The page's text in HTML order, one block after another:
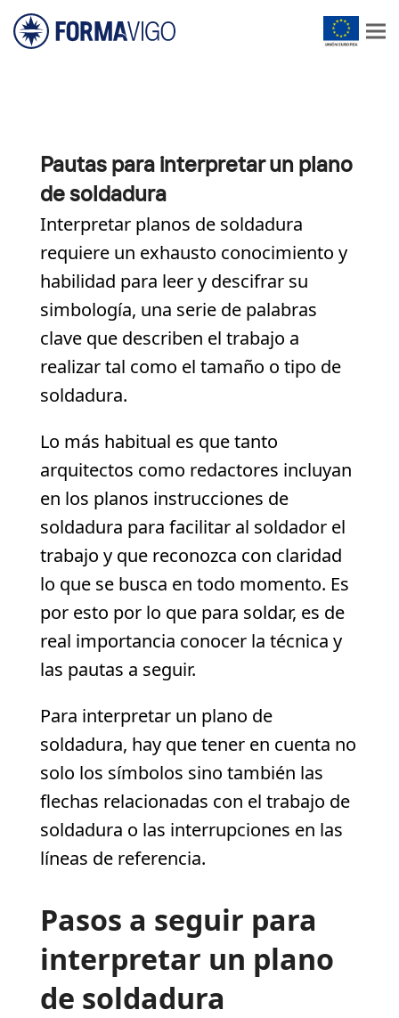
Pautas para interpretar un plano
de soldadura
Interpretar planos de soldadura
requiere un exhausto conocimiento y
habilidad para leer y descifrar su
simbología, una serie de palabras
clave que describen el trabajo a
realizar tal como el tamaño o tipo de
soldadura.
Lo más habitual es que tanto
arquitectos como redactores incluyan
en los planos instrucciones de
soldadura para facilitar al soldador el
trabajo y que reconozca con claridad
lo que se busca en todo momento. Es
por esto por lo que para soldar, es de
real importancia conocer la técnica y
las pautas a seguir.
Para interpretar un plano de
soldadura, hay que tener en cuenta no
solo los símbolos sino también las
flechas relacionadas con el trabajo de
soldadura o las interrupciones en las
líneas de referencia.
Pasos a seguir para
interpretar un plano
de soldadura